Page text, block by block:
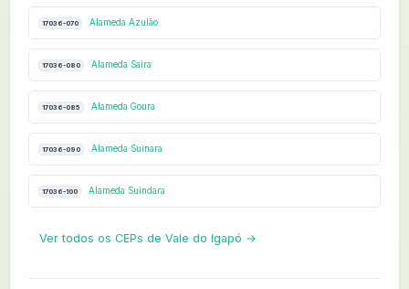
17036-070 Alameda Azulão
17036-080 Alameda Saira
17036-085 Alameda Goura
17036-090 Alameda Suinara
17036-100 Alameda Suindara
Ver todos os CEPs de Vale do Igapó →